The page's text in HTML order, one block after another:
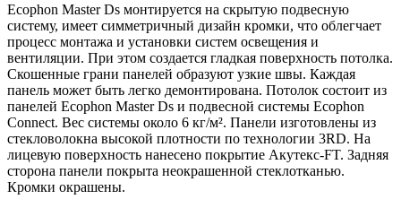
Ecophon Master Ds монтируется на скрытую подвесную
систему, имеет симметричный дизайн кромки, что облегчает
процесс монтажа и установки систем освещения и
вентиляции. При этом создается гладкая поверхность потолка.
Скошенные грани панелей образуют узкие швы. Каждая
панель может быть легко демонтирована. Потолок состоит из
панелей Ecophon Master Ds и подвесной системы Ecophon
Connect. Вес системы около 6 кг/м². Панели изготовлены из
стекловолокна высокой плотности по технологии 3RD. На
лицевую поверхность нанесено покрытие Акутекс-FT. Задняя
сторона панели покрыта неокрашенной стеклотканью.
Кромки окрашены.